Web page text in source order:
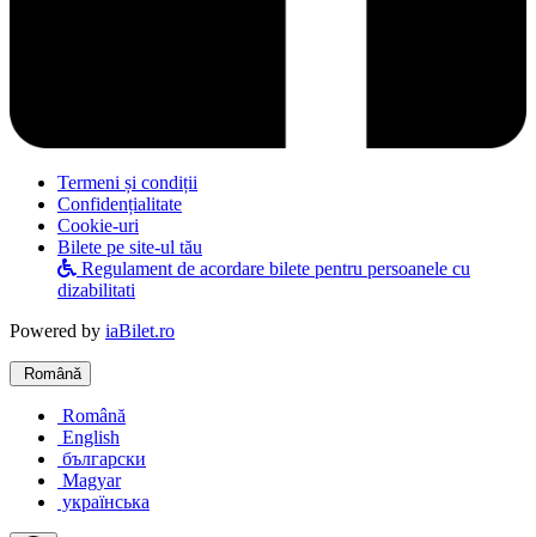
Termeni și condiții
Confidențialitate
Cookie-uri
Bilete pe site-ul tău
Regulament de acordare bilete pentru persoanele cu
dizabilitati
Powered by iaBilet.ro
Română
Română
English
български
Magyar
українська